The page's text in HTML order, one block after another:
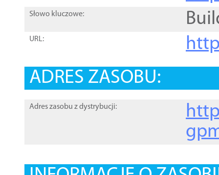
Słowo kluczowe:
URL:
ADRES ZASOBU:
Adres zasobu z dystrybucji: